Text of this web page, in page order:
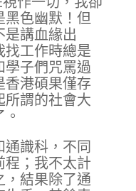
黑色幽默！但
是講血緣出
工作時總是
學子們咒罵過
香港碩果僅存
所謂的社會大
通識科，不同
程；我不太計
，結果除了通